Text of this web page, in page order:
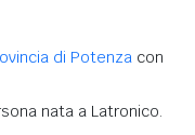
di Potenza con
nata a Latronico.